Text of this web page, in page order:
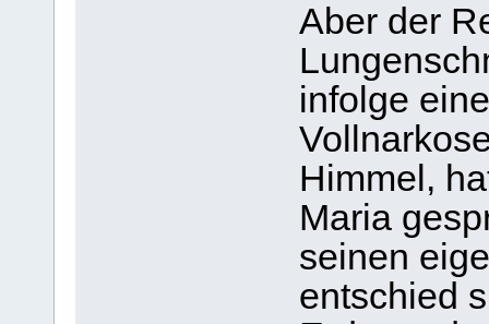
Aber der
infolge
Himmel,
Maria
seinen
entschied